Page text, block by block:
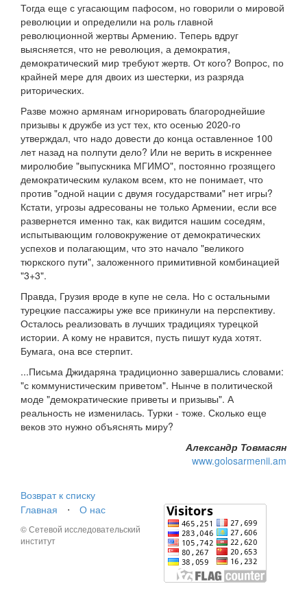
Тогда еще с угасающим пафосом, но говорили о мировой
революции и определили на роль главной
революционной жертвы Армению. Теперь вдруг
выясняется, что не революция, а демократия,
демократический мир требуют жертв. От кого? Вопрос, по
крайней мере для двоих из шестерки, из разряда
риторических.
Разве можно армянам игнорировать благороднейшие
призывы к дружбе из уст тех, кто осенью 2020-го
утверждал, что надо довести до конца оставленное 100
лет назад на полпути дело? Или не верить в искреннее
миролюбие "выпускника МГИМО", постоянно грозящего
демократическим кулаком всем, кто не понимает, что
против "одной нации с двумя государствами" нет игры?
Кстати, угрозы адресованы не только Армении, если все
развернется именно так, как видится нашим соседям,
испытывающим головокружение от демократических
успехов и полагающим, что это начало "великого
тюркского пути", заложенного примитивной комбинацией
"3+3".
Правда, Грузия вроде в купе не села. Но с остальными
турецкие пассажиры уже все прикинули на перспективу.
Осталось реализовать в лучших традициях турецкой
истории. А кому не нравится, пусть пишут куда хотят.
Бумага, она все стерпит.
...Письма Джидаряна традиционно завершались словами:
"с коммунистическим приветом". Нынче в политической
моде "демократические приветы и призывы". А
реальность не изменилась. Турки - тоже. Сколько еще
веков это нужно объяснять миру?
Александр Товмасян
www.golosarmenii.am
Возврат к списку
Главная
⋅ О нас
© Сетевой исследовательский
институт